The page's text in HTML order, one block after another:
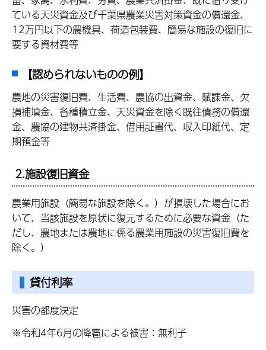
ている天災資金及び千葉県農業災害対策資金の償還金、
12万円以下の農機具、荷造包装費、簡易な施設の復旧に
要する資材費等
【認められないものの例】
農地の災害復旧費、生活費、農協の出資金、賦課金、欠
損補填金、各種積立金、天災資金を除く既往債務の償還
金、農協の建物共済掛金、借用証書代、収入印紙代、定
期預金等
2.施設復旧資金
農業用施設（簡易な施設を除く。）が損壊した場合にお
いて、当該施設を原状に復元するために必要な資金（た
だし、農地または農地に係る農業用施設の災害復旧費を
除く。）
貸付利率
災害の都度決定
※令和4年6月の降雹による被害：無利子